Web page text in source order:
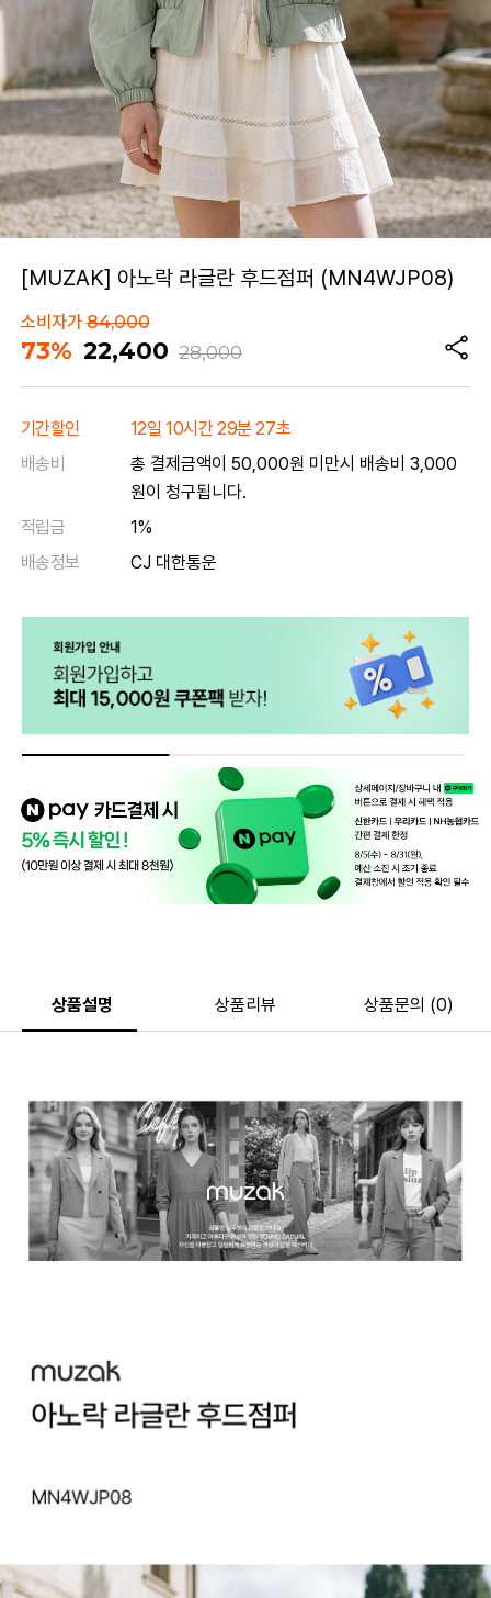
[MUZAK] 아노락 라글란 후드점퍼 (MN4WJP08)
소비자가84,000
73% 22,400 28,000
기간할인
12일 10시간 29분 27초
배송비
총 결제금액이 50,000원 미만시 배송비 3,000
원이 청구됩니다.
적립금
1%
배송정보
CJ 대한통운
상품설명 상품리뷰 상품문의 (0)